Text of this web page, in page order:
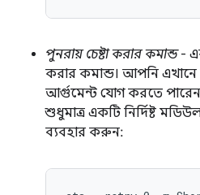
পুনরায় চেষ্টা করার কমান্ড-
করার কমান্ড। আপনি এখানে
আর্গুমেন্ট যোগ করতে
শুধুমাত্র একটি নির্দিষ্ট
ব্যবহার করুন: